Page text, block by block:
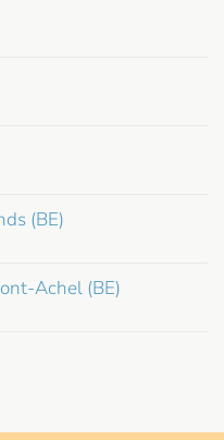
(BE)
Achel (BE)